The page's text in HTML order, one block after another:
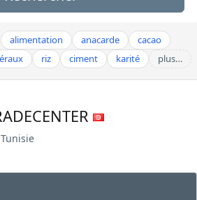
alimentation anacarde
cacao
riz ciment karité plus…